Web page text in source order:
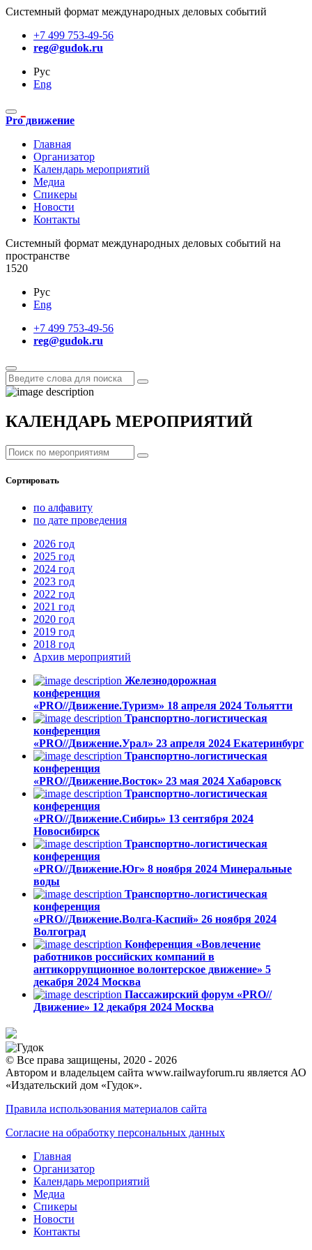
Системный формат международных деловых событий
+7 499 753-49-56
reg@gudok.ru
Рус
Eng
Pro движение
Главная
Организатор
Календарь мероприятий
Медиа
Спикеры
Новости
Контакты
Cистемный формат международных деловых событий на
пространстве
1520
Рус
Eng
+7 499 753-49-56
reg@gudok.ru
КАЛЕНДАРЬ МЕРОПРИЯТИЙ
Сортировать
по алфавиту
по дате проведения
2026 год
2025 год
2024 год
2023 год
2022 год
2021 год
2020 год
2019 год
2018 год
Архив мероприятий
Железнодорожная
конференция
«PRO//Движение.Туризм» 18 апреля 2024 Тольятти
Транспортно-логистическая
конференция
«PRO//Движение.Урал» 23 апреля 2024 Екатеринбург
Транспортно-логистическая
конференция
«PRO//Движение.Восток» 23 мая 2024 Хабаровск
Транспортно-логистическая
конференция
«PRO//Движение.Сибирь» 13 сентября 2024
Новосибирск
Транспортно-логистическая
конференция
«PRO//Движение.Юг» 8 ноября 2024 Минеральные
воды
Транспортно-логистическая
конференция
«PRO//Движение.Волга-Каспий» 26 ноября 2024
Волгоград
Конференция «Вовлечение
работников российских компаний в
антикоррупционное волонтерское движение» 5
декабря 2024 Москва
Пассажирский форум «PRO//
Движение» 12 декабря 2024 Москва
© Все права защищены, 2020 - 2026
Автором и владельцем сайта www.railwayforum.ru является АО
«Издательский дом «Гудок».
Правила использования материалов сайта
Согласие на обработку персональных данных
Главная
Организатор
Календарь мероприятий
Медиа
Спикеры
Новости
Контакты